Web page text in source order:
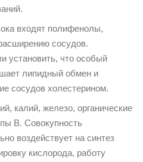
входят полифенолы,
сосудов.
установить, что особый
липидный обмен и
сосудов холестерином.
калий, железо, органические
B. Совокупность
воздействует на синтез
кислорода, работу